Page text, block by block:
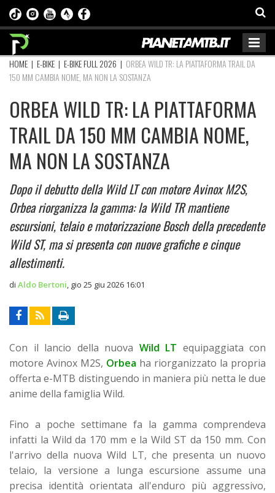
HOME | E-BIKE | E-BIKE FULL 2026 | ORBEA WILD TR: LA PIATTAFORMA TRAIL DA
150 MM CAMBIA NOME, MA NON LA SOSTANZA
ORBEA WILD TR: LA PIATTAFORMA
TRAIL DA 150 MM CAMBIA NOME,
MA NON LA SOSTANZA
Dopo il debutto della Wild LT con motore Avinox M2S,
Orbea riorganizza la gamma: la Wild TR mantiene
escursioni, telaio e motorizzazione Bosch della precedente
Wild ST, ma si presenta con nuove grafiche e cinque
allestimenti.
di Aldo Bertoni gio 25 giu 2026 16:01
Con il lancio della nuova Wild LT equipaggiata con
motore Avinox M2S, Orbea ha riorganizzato la propria
offerta e-MTB distinguendo in maniera più netta le due
anime della famiglia Wild.
Fino a poche settimane fa la gamma comprendeva
infatti la Wild da 170 mm e la Wild ST da 150 mm. Con
l'arrivo della nuova Wild LT, che presenta un nuovo
telaio, la versione a lunga escursione assume una
precisa identità orientata all'enduro più aggressivo,